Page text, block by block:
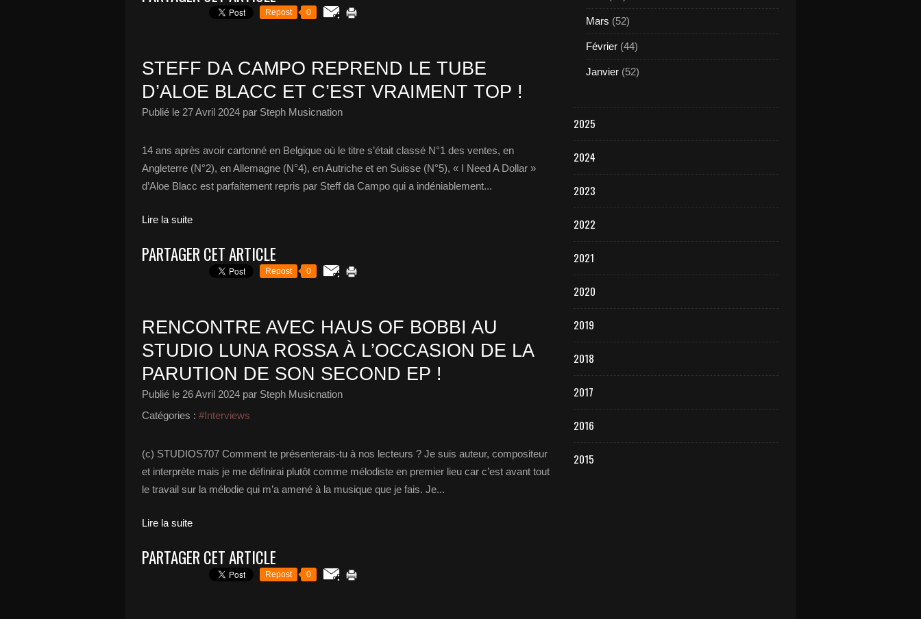
Repost 0
STEFF DA CAMPO REPREND LE TUBE
D’ALOE BLACC ET C’EST VRAIMENT TOP !
Publié le 27 Avril 2024 par Steph Musicnation
14 ans après avoir cartonné en Belgique où le titre s’était classé N°1 des ventes, en
Angleterre (N°2), en Allemagne (N°4), en Autriche et en Suisse (N°5), « I Need A Dollar »
d’Aloe Blacc est parfaitement repris par Steff da Campo qui a indéniablement...
Lire la suite
PARTAGER CET ARTICLE
Repost 0
RENCONTRE AVEC HAUS OF BOBBI AU
STUDIO LUNA ROSSA À L’OCCASION DE LA
PARUTION DE SON SECOND EP !
Publié le 26 Avril 2024 par Steph Musicnation
Catégories : #Interviews
(c) STUDIOS707 Comment te présenterais-tu à nos lecteurs ? Je suis auteur, compositeur
et interprète mais je me définirai plutôt comme mélodiste en premier lieu car c’est avant tout
le travail sur la mélodie qui m’a amené à la musique que je fais. Je...
Lire la suite
PARTAGER CET ARTICLE
Repost 0
Mars (52)
Février (44)
Janvier (52)
2025
2024
2023
2022
2021
2020
2019
2018
2017
2016
2015